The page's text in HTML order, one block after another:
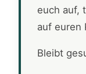
euch auf,
auf euren
Bleibt